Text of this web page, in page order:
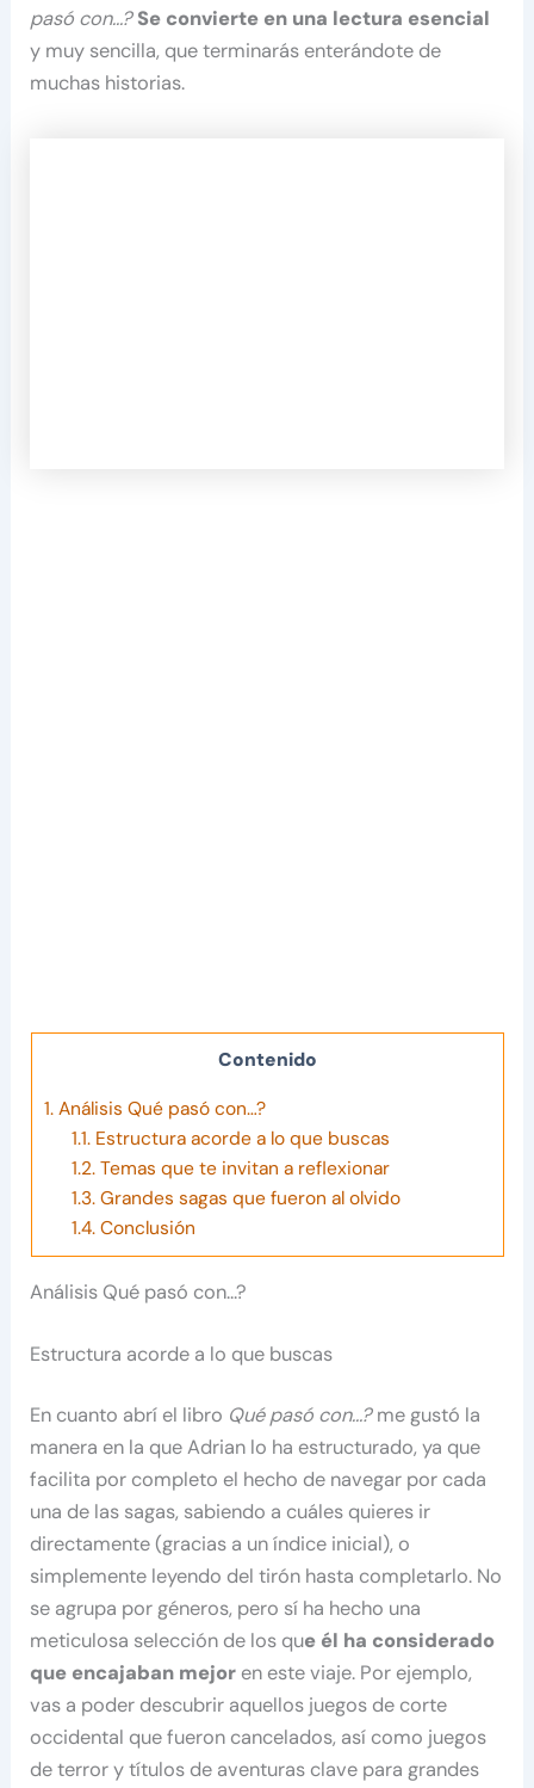
pasó con…? Se convierte en una lectura esencial
y muy sencilla, que terminarás enterándote de
muchas historias.
Contenido
1.Análisis Qué pasó con…?
1.1.Estructura acorde a lo que buscas
1.2.Temas que te invitan a reflexionar
1.3.Grandes sagas que fueron al olvido
1.4.Conclusión
Análisis Qué pasó con…?
Estructura acorde a lo que buscas
En cuanto abrí el libro Qué pasó con…?me gustó la
manera en la que Adrian lo ha estructurado, ya que
facilita por completo el hecho de navegar por cada
una de las sagas, sabiendo a cuáles quieres ir
directamente (gracias a un índice inicial), o
simplemente leyendo del tirón hasta completarlo. No
se agrupa por géneros, pero sí ha hecho una
meticulosa selección de los que él ha considerado
que encajaban mejor en este viaje. Por ejemplo,
vas a poder descubrir aquellos juegos de corte
occidental que fueron cancelados, así como juegos
de terror y títulos de aventuras clave para grandes